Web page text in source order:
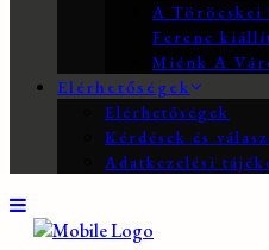
A Töröcskei
Ferenc
Miénk A
Elérhetőségek
Elérhetőségek
Kérdések és
Adatkezelési